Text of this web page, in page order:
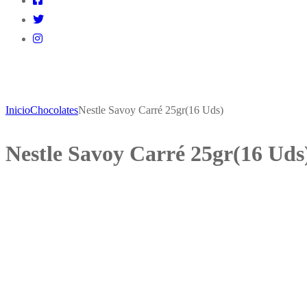
InicioChocolatesNestle Savoy Carré 25gr(16 Uds)
Nestle Savoy Carré 25gr(16